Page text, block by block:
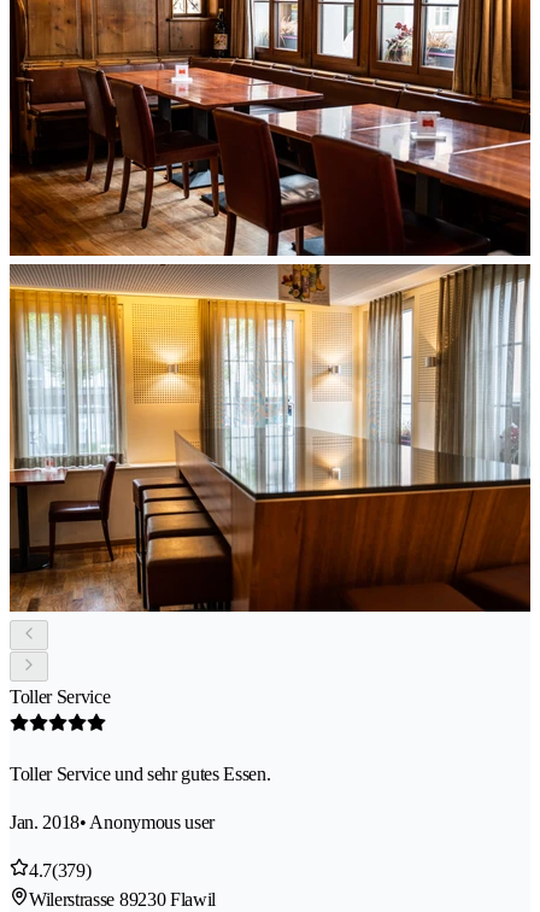
Toller Service
Toller Service und sehr gutes Essen.
Jan. 2018• Anonymous user
4.7(379)
Wilerstrasse 89230 Flawil